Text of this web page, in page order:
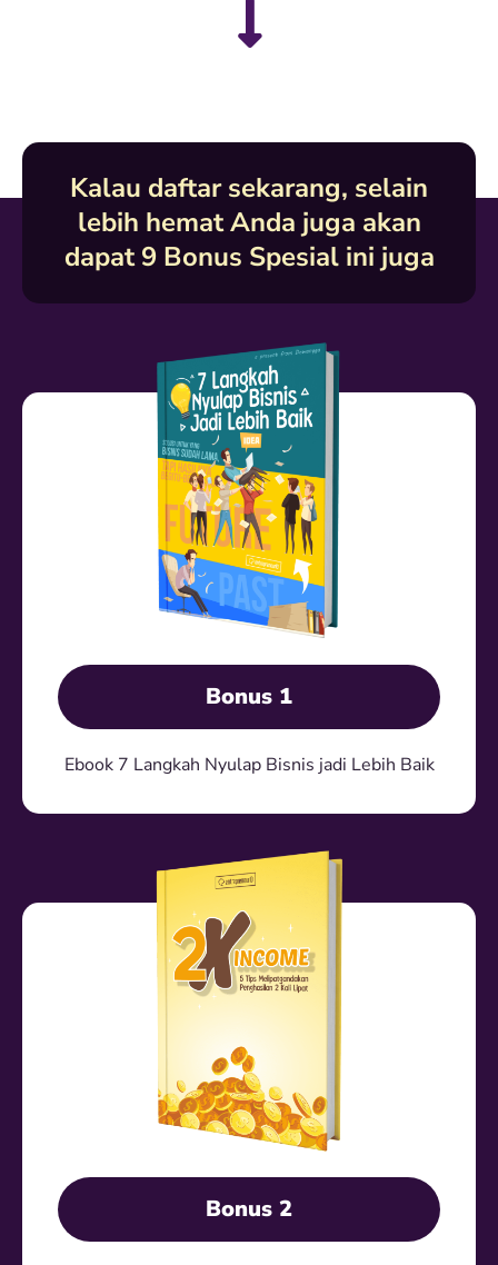
Kalau daftar sekarang, selain
lebih hemat Anda juga akan
dapat 9 Bonus Spesial ini juga
Bonus 1
Ebook 7 Langkah Nyulap Bisnis jadi Lebih Baik
Bonus 2